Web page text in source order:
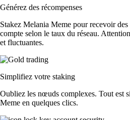
Générez des récompenses
Stakez Melania Meme pour recevoir
compte selon le taux du réseau.
et fluctuantes.
Simplifiez votre staking
Oubliez les nœuds complexes. Tout est
Meme en quelques clics.